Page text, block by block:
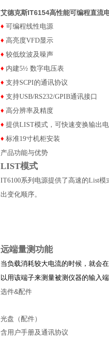
艾德克斯IT6154高性能可编程直流
♦ 可编程线性电源
♦ 高亮度VFD显示
♦ 较低纹波及噪声
♦ 内建5½ 数字电压表
♦ 支持SCPI的通讯协议
♦ 支持USB/RS232/GPIB通讯接口
♦ 高分辨率及精度
♦ 提供LIST模式，可快速变换输出
♦ 标准19寸机柜安装
产品功能与优势
LIST模式
IT6100系列电源提供了高速的List
出变化顺序。
远端量测功能
当负载消耗较大电流的时候，就会
以用该端子来测量被测仪器的输入端
选件&配件
光盘（配件）
含用户手册及通讯协议